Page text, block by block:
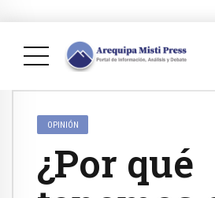
OPINIÓN
¿Por qué